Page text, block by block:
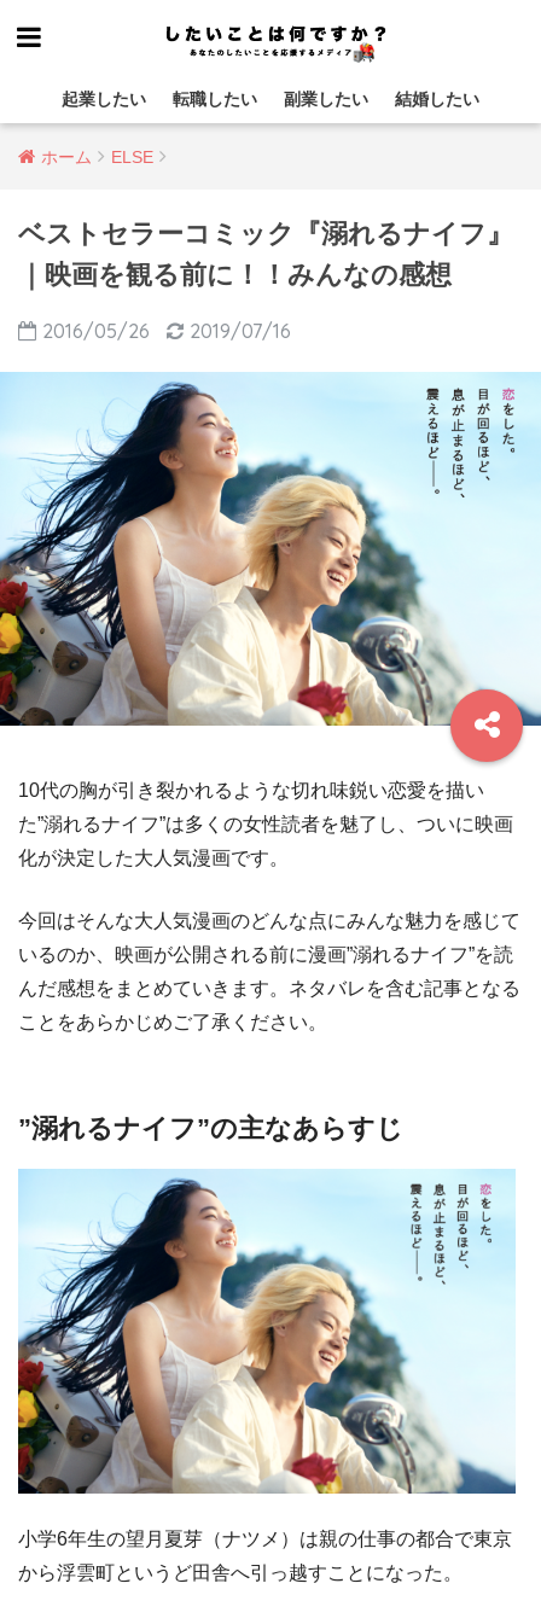
起業したい 転職したい 副業したい 結婚したい
ホーム ELSE
ベストセラーコミック『溺れるナイフ』
｜映画を観る前に！！みんなの感想
2016/05/26 2019/07/16
10代の胸が引き裂かれるような切れ味鋭い恋愛を描い
た”溺れるナイフ”は多くの女性読者を魅了し、ついに映画
化が決定した大人気漫画です。
今回はそんな大人気漫画のどんな点にみんな魅力を感じて
いるのか、映画が公開される前に漫画”溺れるナイフ”を読
んだ感想をまとめていきます。ネタバレを含む記事となる
ことをあらかじめご了承ください。
”溺れるナイフ”の主なあらすじ
小学6年生の望月夏芽（ナツメ）は親の仕事の都合で東京
から浮雲町というど田舎へ引っ越すことになった。